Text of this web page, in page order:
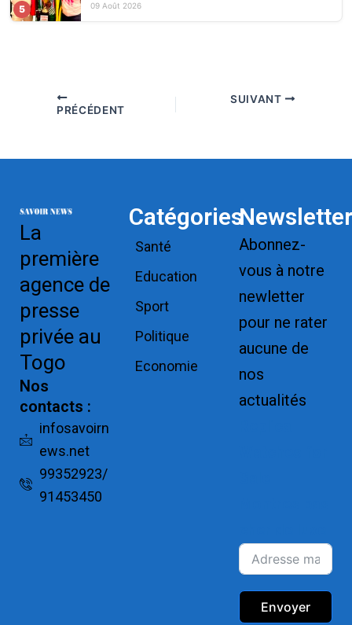
5 09 Août 2026
PRÉCÉDENT
SUIVANT
La
première
agence de
presse
privée au
Togo
Nos
contacts :
infosavoirn
ews.net
99352923/
91453450
Catégories
Santé
Education
Sport
Politique
Economie
Newsletter
Abonnez-
vous à notre
newletter
pour ne rater
aucune de
nos
actualités
Envoyer